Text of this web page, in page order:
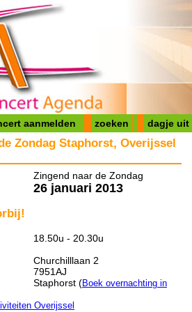
aanmelden zoeken dagje uit
Zondag Staphorst, Overijssel
Zingend naar de Zondag
26 januari 2013
18.50u - 20.30u
Churchilllaan 2
7951AJ
Staphorst (Boek overnachting in
Overijssel